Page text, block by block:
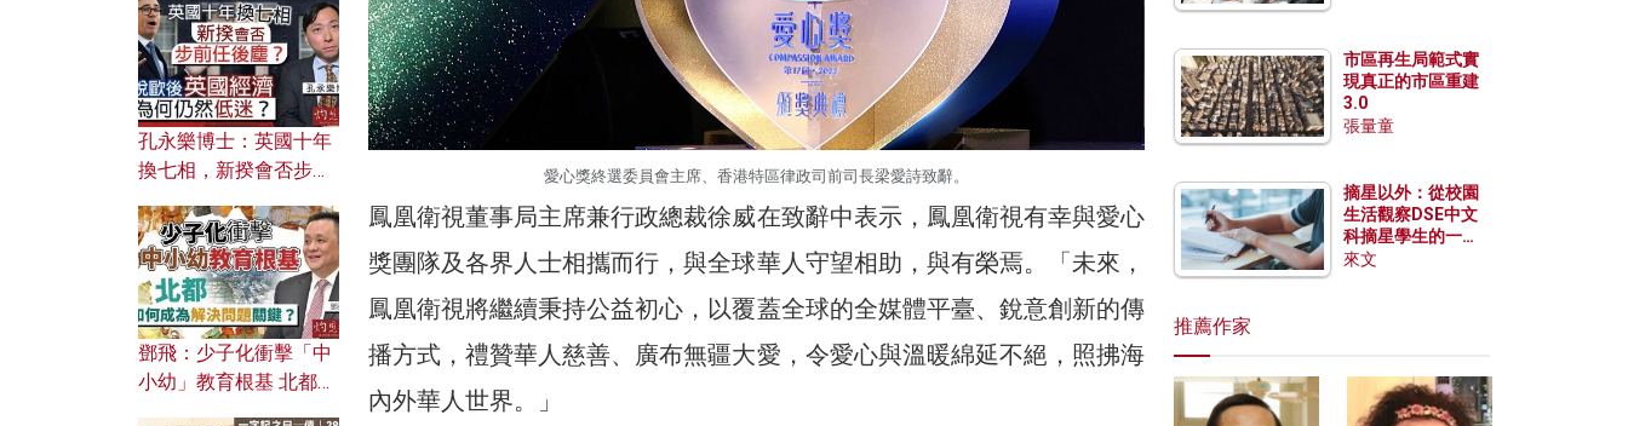
愛心獎終選委員會主席、香港特區律政司前司長梁愛詩致辭。
鳳凰衛視董事局主席兼行政總裁徐威在致辭中表示，鳳凰衛視有幸與愛心
獎團隊及各界人士相攜而行，與全球華人守望相助，與有榮焉。「未來，
鳳凰衛視將繼續秉持公益初心，以覆蓋全球的全媒體平臺、銳意創新的傳
播方式，禮贊華人慈善、廣布無疆大愛，令愛心與溫暖綿延不絕，照拂海
內外華人世界。」
對付北約美國？
孔永樂博士：英國十年
換七相，新揆會否步前
濟為何仍然低迷？
鄧飛：少子化衝擊「中
小幼」教育根基 北都如
市區再生局範式實
現真正的市區重建
3.0
張量童
摘星以外：從校園
生活觀察DSE中文
科摘星學生的一點
特質
來文
推薦作家